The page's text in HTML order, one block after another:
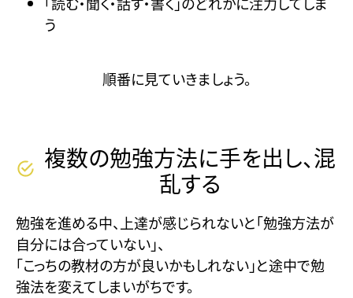
う
順番に見ていきましょう。
複数の勉強方法に手を出し、混
乱する
勉強を進める中、上達が感じられないと「勉強方法が
自分には合っていない」、
「こっちの教材の方が良いかもしれない」と途中で勉
強法を変えてしまいがちです。